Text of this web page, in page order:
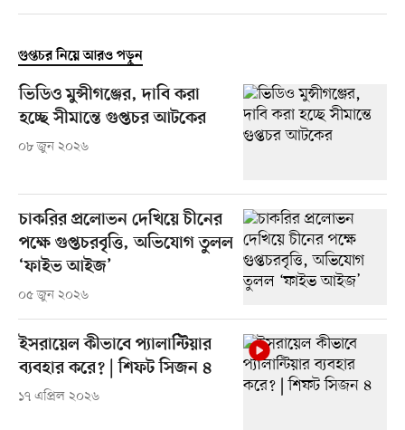
গুপ্তচর নিয়ে আরও পড়ুন
ভিডিও মুন্সীগঞ্জের, দাবি করা
হচ্ছে সীমান্তে গুপ্তচর আটকের
০৮ জুন ২০২৬
চাকরির প্রলোভন দেখিয়ে চীনের
পক্ষে গুপ্তচরবৃত্তি, অভিযোগ তুলল
‘ফাইভ আইজ’
০৫ জুন ২০২৬
ইসরায়েল কীভাবে প্যালান্টিয়ার
ব্যবহার করে? | শিফট সিজন ৪
১৭ এপ্রিল ২০২৬